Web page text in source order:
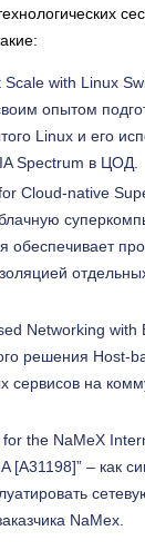
with Linux
опытом
Linux и его
Spectrum в ЦОД.
Cloud-native
обеспечивает
Networking with
решения Host-
сервисов на
for the NaMeX
[A31198]” – как
NaMex.